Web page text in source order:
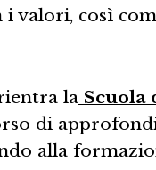
i valori, così
la Scuola
di
alla